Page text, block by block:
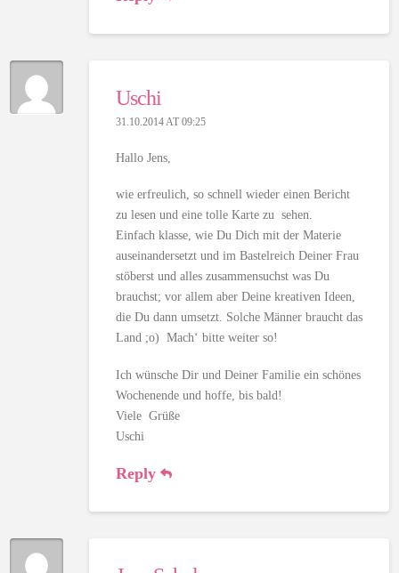
Uschi
31.10.2014 AT 09:25
Hallo Jens,
wie erfreulich, so schnell wieder einen Bericht
zu lesen und eine tolle Karte zu sehen.
Einfach klasse, wie Du Dich mit der Materie
auseinandersetzt und im Bastelreich Deiner Frau
stöberst und alles zusammensuchst was Du
brauchst; vor allem aber Deine kreativen Ideen,
die Du dann umsetzt. Solche Männer braucht das
Land ;o) Mach‘ bitte weiter so!
Ich wünsche Dir und Deiner Familie ein schönes
Wochenende und hoffe, bis bald!
Viele Grüße
Uschi
Reply